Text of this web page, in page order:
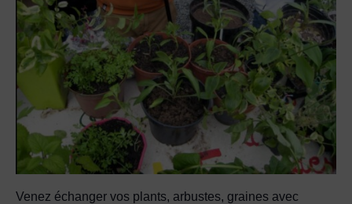
Venez échanger vos plants, arbustes, graines avec